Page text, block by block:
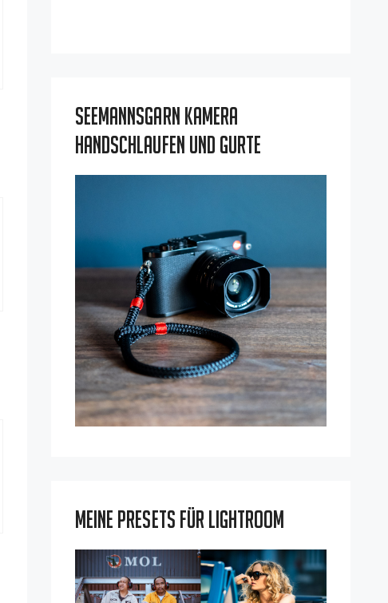
Seemannsgarn Kamera
Handschlaufen und Gurte
Meine Presets für Lightroom